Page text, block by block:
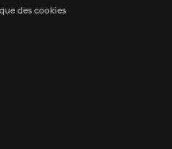
des cookies